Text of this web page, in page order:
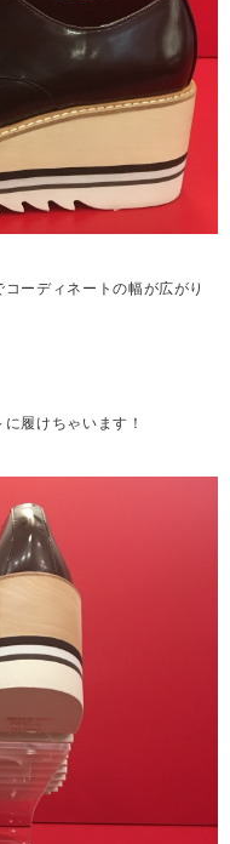
ーディネートの幅が広がり
履けちゃいます！